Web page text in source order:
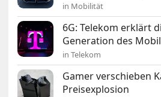
in Mobilität
6G: Telekom erklärt
Generation des
in Telekom
Gamer verschieben
Preisexplosion